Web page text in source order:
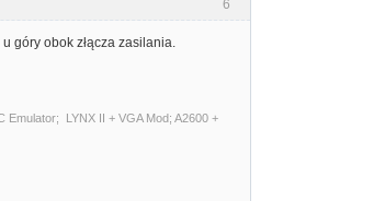
6
góry obok złącza zasilania.
Emulator; LYNX II + VGA Mod; A2600 +